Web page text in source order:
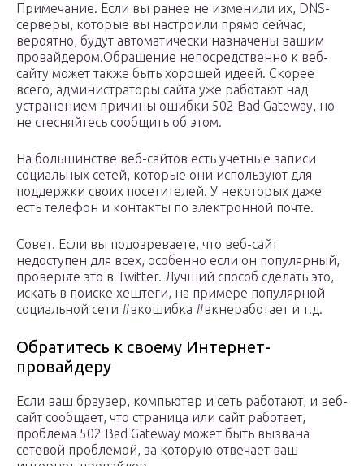
Примечание. Если вы ранее не изменили их, DNS-
серверы, которые вы настроили прямо сейчас,
вероятно, будут автоматически назначены вашим
провайдером.Обращение непосредственно к веб-
сайту может также быть хорошей идеей. Скорее
всего, администраторы сайта уже работают над
устранением причины ошибки 502 Bad Gateway, но
не стесняйтесь сообщить об этом.
На большинстве веб-сайтов есть учетные записи
социальных сетей, которые они используют для
поддержки своих посетителей. У некоторых даже
есть телефон и контакты по электронной почте.
Совет. Если вы подозреваете, что веб-сайт
недоступен для всех, особенно если он популярный,
проверьте это в Twitter. Лучший способ сделать это,
искать в поиске хештеги, на примере популярной
социальной сети #вкошибка #вкнеработает и т.д.
Обратитесь к своему Интернет-
провайдеру
Если ваш браузер, компьютер и сеть работают, и веб-
сайт сообщает, что страница или сайт работает,
проблема 502 Bad Gateway может быть вызвана
сетевой проблемой, за которую отвечает ваш